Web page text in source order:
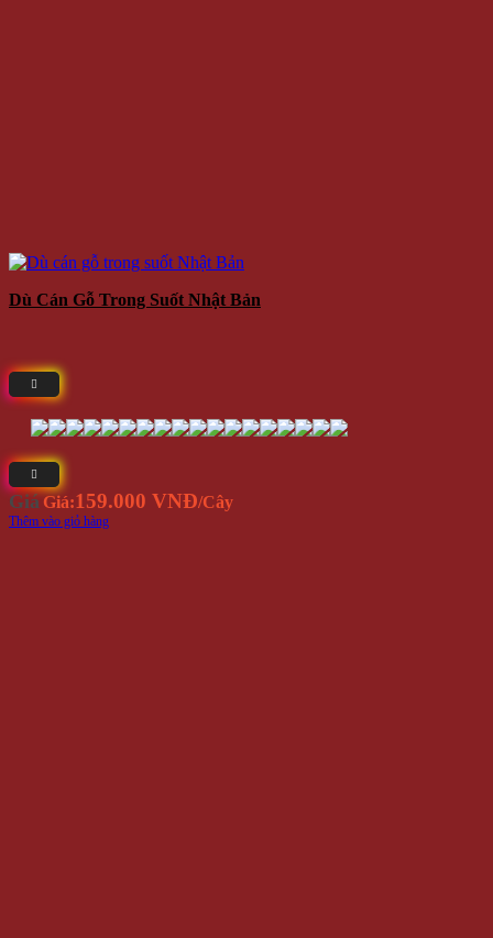
Dù Cán Gỗ Trong Suốt Nhật Bản
Giá Giá:159.000 VNĐ/Cây
Thêm vào giỏ hàng